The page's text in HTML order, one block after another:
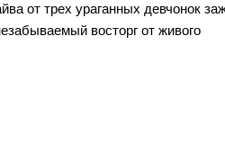
от трех ураганных девчонок
восторг от живого